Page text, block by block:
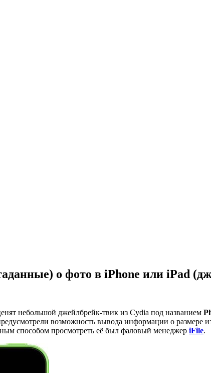
о фото в iPhone или iPad
небольшой джейлбрейк-твик из Cydia под названием
возможность вывода информации о размере
способом просмотреть её был фаловый менеджер iFile.